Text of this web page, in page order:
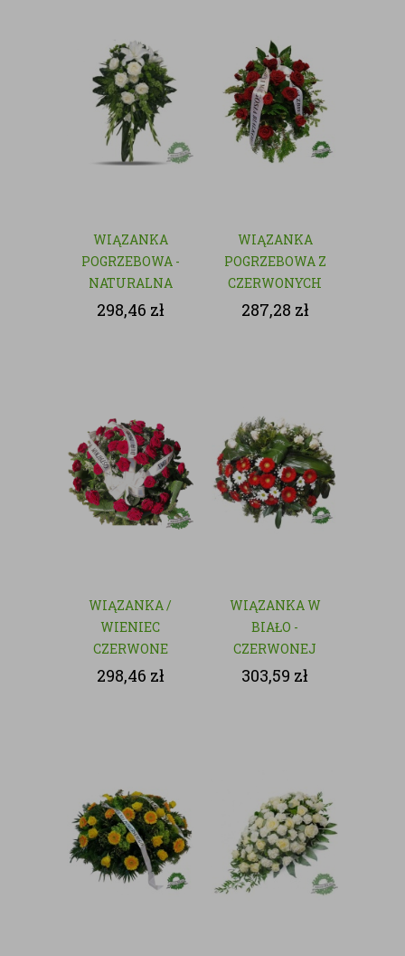
WIĄZANKA
POGRZEBOWA -
NATURALNA
298,46 zł
WIĄZANKA
POGRZEBOWA Z
CZERWONYCH
KWIATÓW
287,28 zł
WIĄZANKA /
WIENIEC
CZERWONE
RÓŻE - KWIATY
298,46 zł
WIĄZANKA W
BIAŁO -
CZERWONEJ
KOLORYSTYCE
303,59 zł